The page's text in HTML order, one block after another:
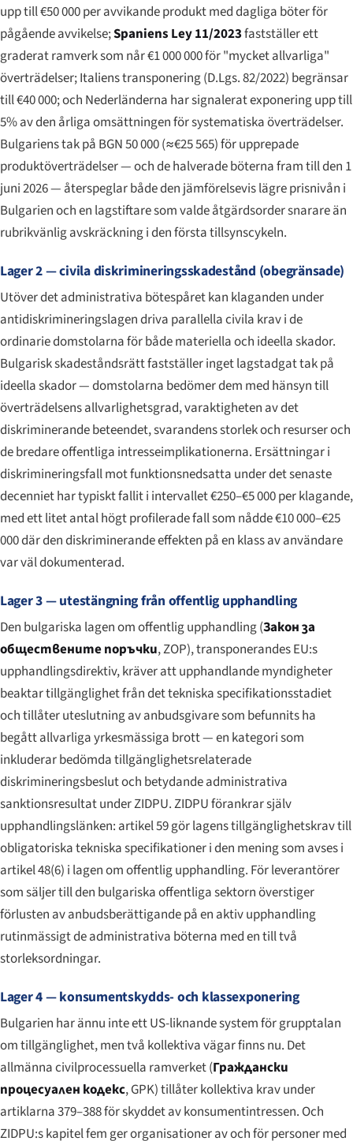
upp till €50 000 per avvikande produkt med dagliga böter för
pågående avvikelse;Spaniens Ley 11/2023fastställer ett
graderat ramverk som når €1 000 000 för "mycket allvarliga"
överträdelser; Italiens transponering (D.Lgs. 82/2022) begränsar
till €40 000; och Nederländerna har signalerat exponering upp till
5% av den årliga omsättningen för systematiska överträdelser.
Bulgariens tak på BGN 50 000 (≈€25 565) för upprepade
produktöverträdelser — och de halverade böterna fram till den 1
juni 2026 — återspeglar både den jämförelsevis lägre prisnivån i
Bulgarien och en lagstiftare som valde åtgärdsorder snarare än
rubrikvänlig avskräckning i den första tillsynscykeln.
Lager 2 — civila diskrimineringsskadestånd (obegränsade)
Utöver det administrativa bötespåret kan klaganden under
antidiskrimineringslagen driva parallella civila krav i de
ordinarie domstolarna för både materiella och ideella skador.
Bulgarisk skadeståndsrätt fastställer inget lagstadgat tak på
ideella skador — domstolarna bedömer dem med hänsyn till
överträdelsens allvarlighetsgrad, varaktigheten av det
diskriminerande beteendet, svarandens storlek och resurser och
de bredare offentliga intresseimplikationerna. Ersättningar i
diskrimineringsfall mot funktionsnedsatta under det senaste
decenniet har typiskt fallit i intervallet €250–€5 000 per klagande,
med ett litet antal högt profilerade fall som nådde €10 000–€25
000 där den diskriminerande effekten på en klass av användare
var väl dokumenterad.
Lager 3 — utestängning från offentlig upphandling
Den bulgariska lagen om offentlig upphandling (Закон за
обществените поръчки, ZOP), transponerandes EU:s
upphandlingsdirektiv, kräver att upphandlande myndigheter
beaktar tillgänglighet från det tekniska specifikationsstadiet
och tillåter uteslutning av anbudsgivare som befunnits ha
begått allvarliga yrkesmässiga brott — en kategori som
inkluderar bedömda tillgänglighetsrelaterade
diskrimineringsbeslut och betydande administrativa
sanktionsresultat under ZIDPU. ZIDPU förankrar själv
upphandlingslänken: artikel 59 gör lagens tillgänglighetskrav till
obligatoriska tekniska specifikationer i den mening som avses i
artikel 48(6) i lagen om offentlig upphandling. För leverantörer
som säljer till den bulgariska offentliga sektorn överstiger
förlusten av anbudsberättigande på en aktiv upphandling
rutinmässigt de administrativa böterna med en till två
storleksordningar.
Lager 4 — konsumentskydds- och klassexponering
Bulgarien har ännu inte ett US-liknande system för grupptalan
om tillgänglighet, men två kollektiva vägar finns nu. Det
allmänna civilprocessuella ramverket (Граждански
процесуален кодекс, GPK) tillåter kollektiva krav under
artiklarna 379–388 för skyddet av konsumentintressen. Och
ZIDPU:s kapitel fem ger organisationer av och för personer med